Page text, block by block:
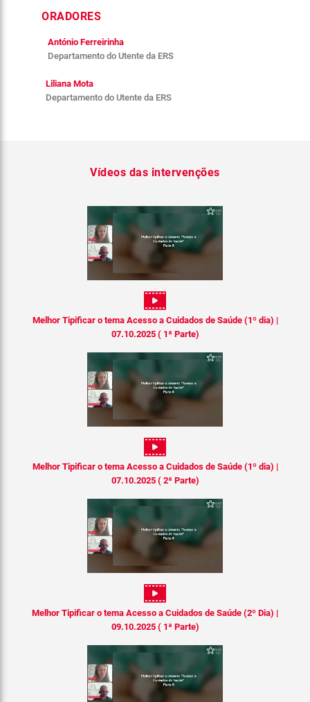
ORADORES
António Ferreirinha
Departamento do Utente da ERS
Liliana Mota
Departamento do Utente da ERS
Vídeos das intervenções
Melhor Tipificar o tema Acesso a Cuidados de Saúde (1º dia) |
07.10.2025 ( 1ª Parte)
Melhor Tipificar o tema Acesso a Cuidados de Saúde (1º dia) |
07.10.2025 ( 2ª Parte)
Melhor Tipificar o tema Acesso a Cuidados de Saúde (2º Dia) |
09.10.2025 ( 1ª Parte)